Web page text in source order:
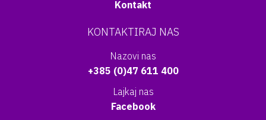
Kontakt
KONTAKTIRAJ NAS
Nazovi nas
+385 (0)47 611 400
Lajkaj nas
Facebook